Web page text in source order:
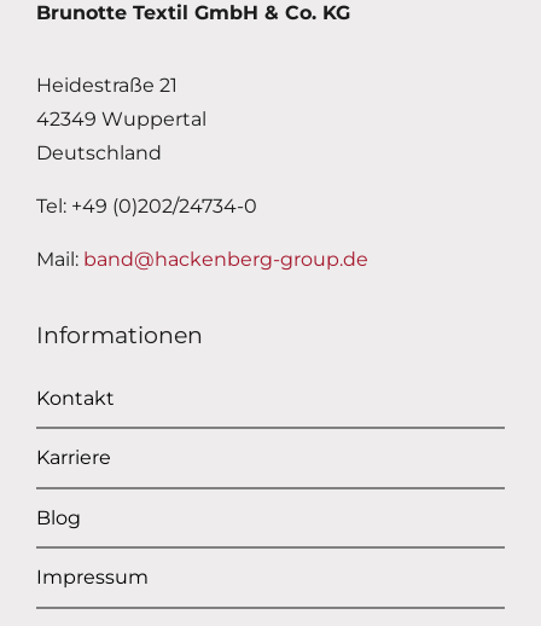
Brunotte Textil GmbH & Co. KG
Heidestraße 21
42349 Wuppertal
Deutschland
Tel: +49 (0)202/24734-0
Mail: band@hackenberg-group.de
Informationen
Kontakt
Karriere
Blog
Impressum